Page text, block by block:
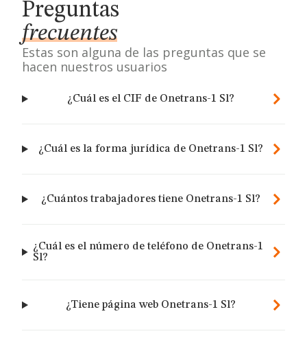
Preguntas
frecuentes
Estas son alguna de las preguntas que se
hacen nuestros usuarios
¿Cuál es el CIF de Onetrans-1 Sl?
¿Cuál es la forma jurídica de Onetrans-1 Sl?
¿Cuántos trabajadores tiene Onetrans-1 Sl?
¿Cuál es el número de teléfono de Onetrans-1
Sl?
¿Tiene página web Onetrans-1 Sl?